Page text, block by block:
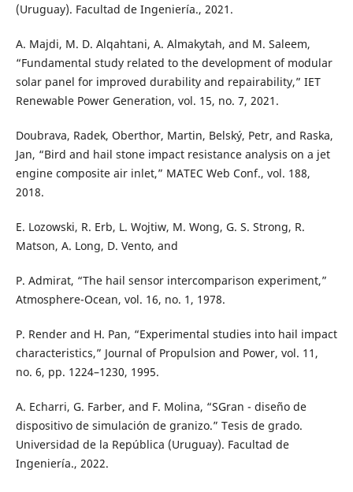
(Uruguay). Facultad de Ingeniería., 2021.
A. Majdi, M. D. Alqahtani, A. Almakytah, and M. Saleem,
“Fundamental study related to the development of modular
solar panel for improved durability and repairability,” IET
Renewable Power Generation, vol. 15, no. 7, 2021.
Doubrava, Radek, Oberthor, Martin, Belský, Petr, and Raska,
Jan, “Bird and hail stone impact resistance analysis on a jet
engine composite air inlet,” MATEC Web Conf., vol. 188,
2018.
E. Lozowski, R. Erb, L. Wojtiw, M. Wong, G. S. Strong, R.
Matson, A. Long, D. Vento, and
P. Admirat, “The hail sensor intercomparison experiment,”
Atmosphere-Ocean, vol. 16, no. 1, 1978.
P. Render and H. Pan, “Experimental studies into hail impact
characteristics,” Journal of Propulsion and Power, vol. 11,
no. 6, pp. 1224–1230, 1995.
A. Echarri, G. Farber, and F. Molina, “SGran - diseño de
dispositivo de simulación de granizo.” Tesis de grado.
Universidad de la República (Uruguay). Facultad de
Ingeniería., 2022.